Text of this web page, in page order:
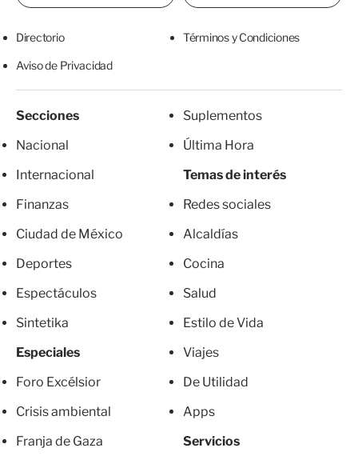
Directorio Términos y Condiciones
Aviso de Privacidad
Secciones
Nacional
Internacional
Finanzas
Ciudad de México
Deportes
Espectáculos
Sintetika
Especiales
Foro Excélsior
Crisis ambiental
Franja de Gaza
Suplementos
Última Hora
Temas de interés
Redes sociales
Alcaldías
Cocina
Salud
Estilo de Vida
Viajes
De Utilidad
Apps
Servicios